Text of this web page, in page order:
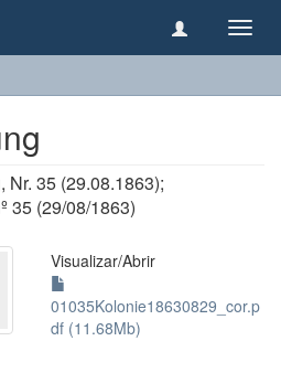
Nr. 35 (29.08.1863);
35 (29/08/1863)
Visualizar/Abrir
01035Kolonie18630829_cor.p
df (11.68Mb)